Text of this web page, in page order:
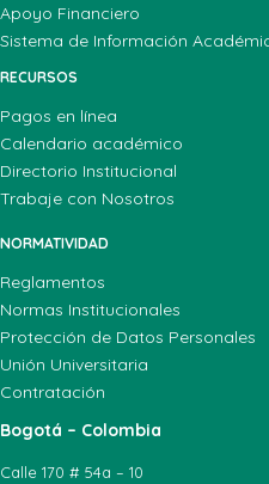
Apoyo Financiero
Sistema de Información
RECURSOS
Pagos en línea
Calendario académico
Directorio Institucional
Trabaje con Nosotros
NORMATIVIDAD
Reglamentos
Normas Institucionales
Protección de Datos Personales
Unión Universitaria
Contratación
Bogotá – Colombia
Calle 170 # 54a – 10